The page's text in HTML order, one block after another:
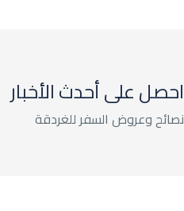
احصل على أحدث الأخبار
نصائح وعروض السفر للغردقة